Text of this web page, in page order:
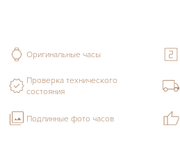
Оригинальные часы
Проверка технического
состояния
Подлинные фото часов